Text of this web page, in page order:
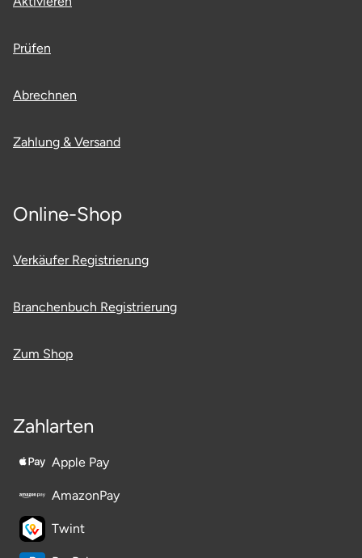
Prüfen
Abrechnen
Zahlung & Versand
Online-Shop
Verkäufer Registrierung
Branchenbuch Registrierung
Zum Shop
Zahlarten
Apple Pay
AmazonPay
Twint